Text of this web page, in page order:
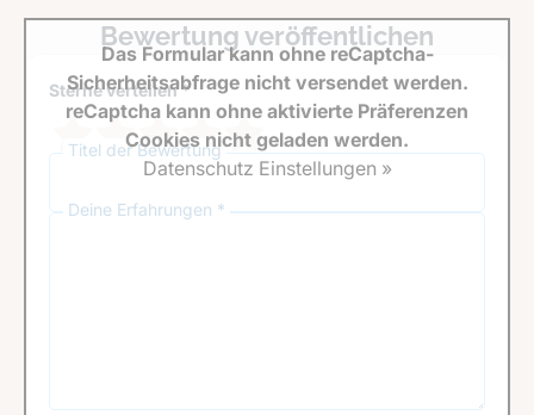
Bewertung veröffentlichen
Sterne verteilen *
Titel der Bewertung
Deine Erfahrungen *
Das Formular kann ohne reCaptcha-
Sicherheitsabfrage nicht versendet werden.
reCaptcha kann ohne aktivierte Präferenzen
Cookies nicht geladen werden.
Datenschutz Einstellungen »